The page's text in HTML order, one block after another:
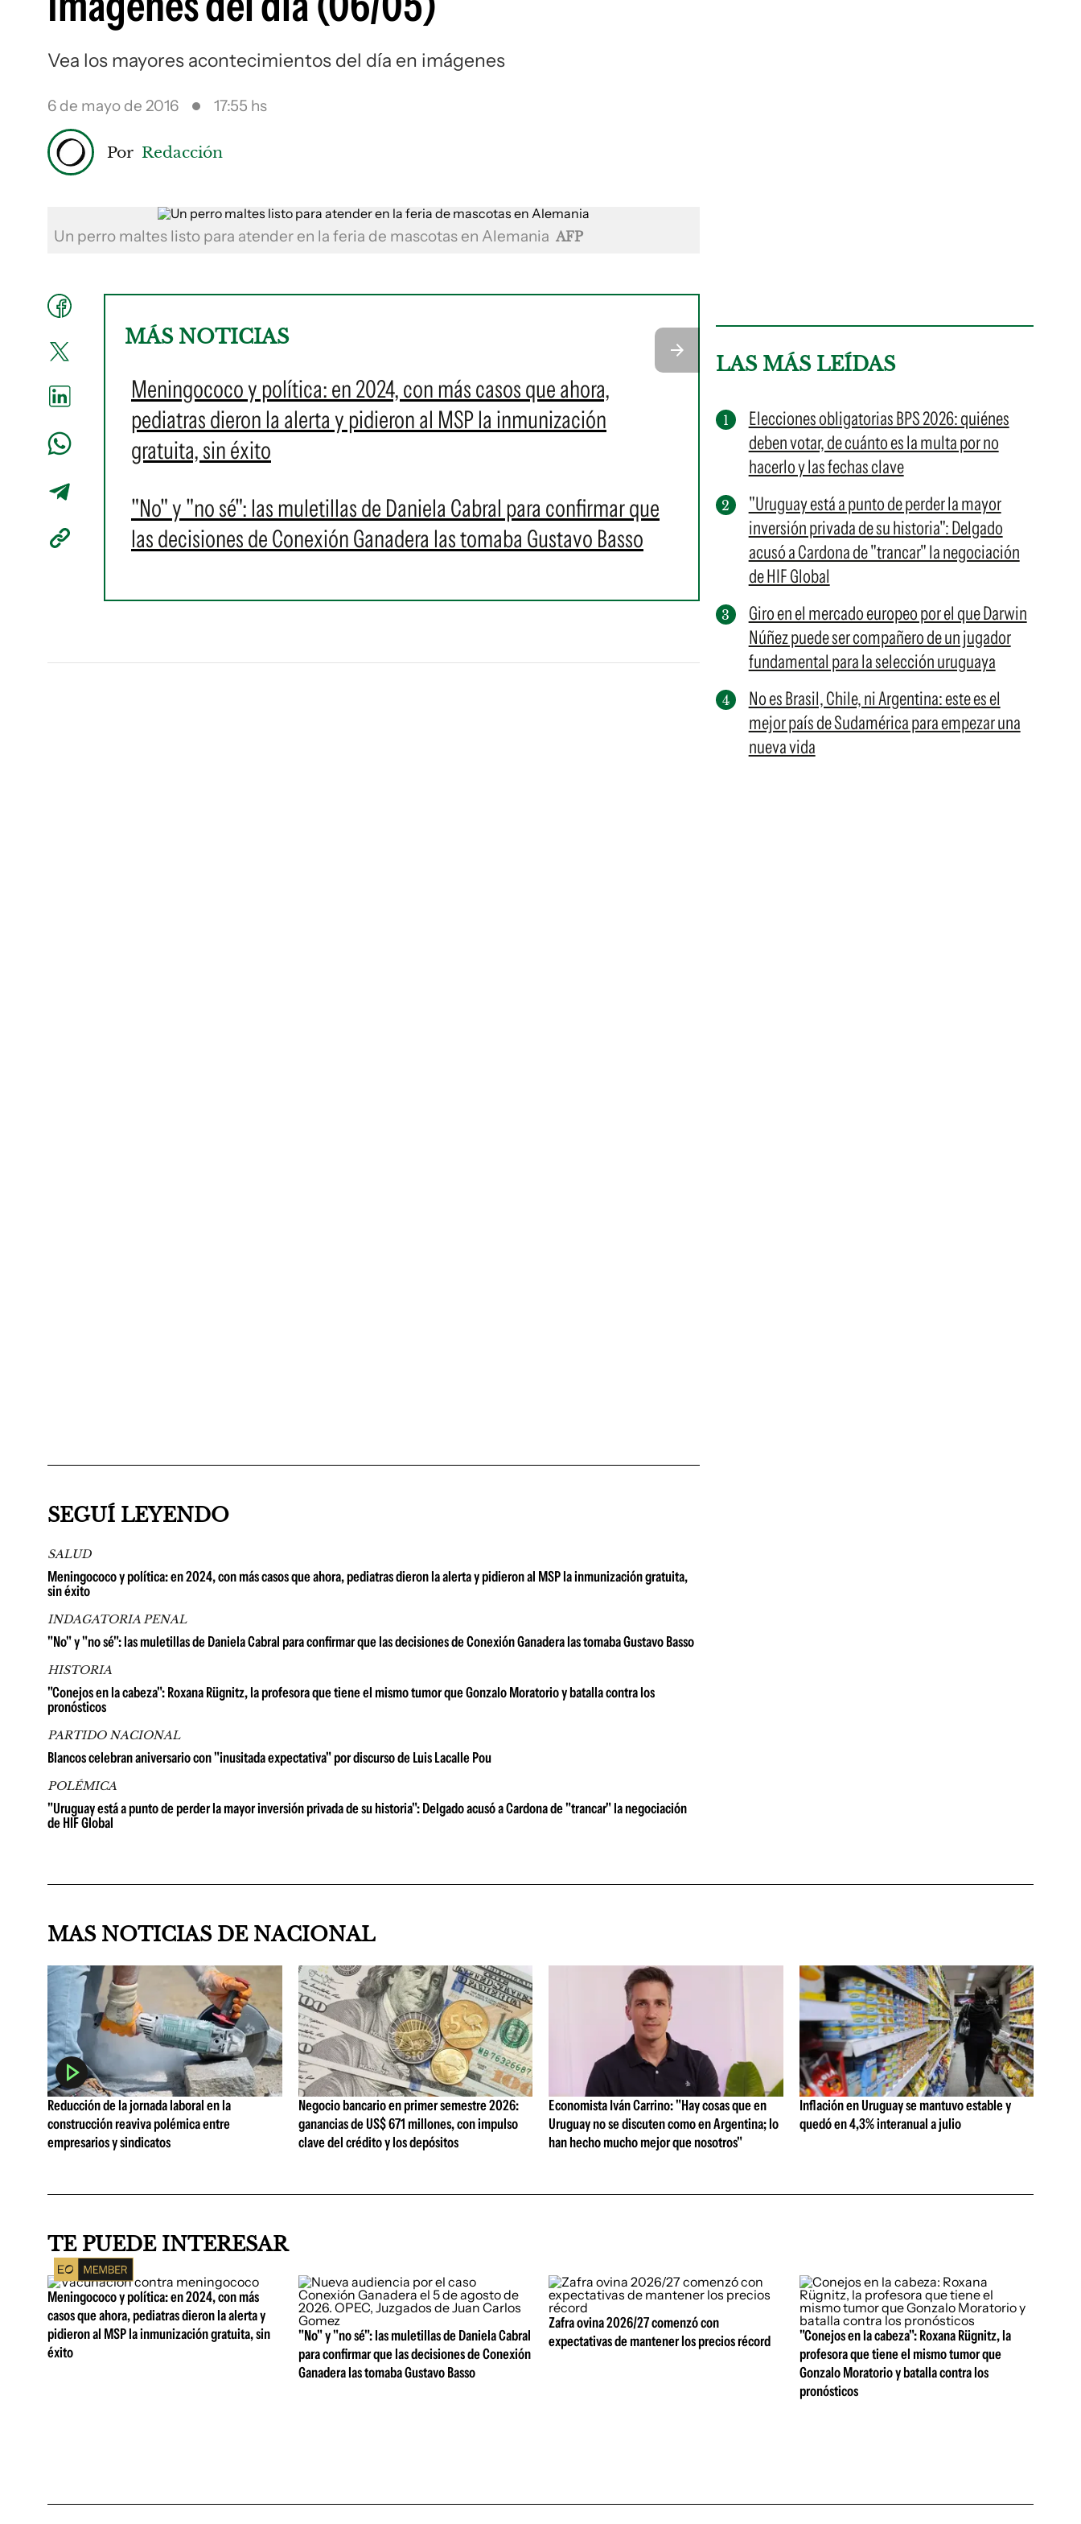
Vea los mayores acontecimientos del día en imágenes
6 de mayo de 2016 17:55 hs
Por Redacción
Un perro maltes listo para atender en la feria de mascotas en Alemania AFP
MÁS NOTICIAS
Meningococo y política: en 2024, con más casos que ahora,
pediatras dieron la alerta y pidieron al MSP la inmunización
gratuita, sin éxito
"No" y "no sé": las muletillas de Daniela Cabral para confirmar que
las decisiones de Conexión Ganadera las tomaba Gustavo Basso
LAS MÁS LEÍDAS
Elecciones obligatorias BPS 2026: quiénes
deben votar, de cuánto es la multa por no
hacerlo y las fechas clave
"Uruguay está a punto de perder la mayor
inversión privada de su historia": Delgado
acusó a Cardona de "trancar" la negociación
de HIF Global
Giro en el mercado europeo por el que Darwin
Núñez puede ser compañero de un jugador
fundamental para la selección uruguaya
No es Brasil, Chile, ni Argentina: este es el
mejor país de Sudamérica para empezar una
nueva vida
SEGUÍ LEYENDO
SALUD
Meningococo y política: en 2024, con más casos que ahora, pediatras dieron la alerta y pidieron al MSP la inmunización gratuita,
sin éxito
INDAGATORIA PENAL
"No" y "no sé": las muletillas de Daniela Cabral para confirmar que las decisiones de Conexión Ganadera las tomaba Gustavo Basso
HISTORIA
"Conejos en la cabeza": Roxana Rügnitz, la profesora que tiene el mismo tumor que Gonzalo Moratorio y batalla contra los
pronósticos
PARTIDO NACIONAL
Blancos celebran aniversario con "inusitada expectativa" por discurso de Luis Lacalle Pou
POLÉMICA
"Uruguay está a punto de perder la mayor inversión privada de su historia": Delgado acusó a Cardona de "trancar" la negociación
de HIF Global
MAS NOTICIAS DE NACIONAL
Reducción de la jornada laboral en la
construcción reaviva polémica entre
empresarios y sindicatos
Negocio bancario en primer semestre 2026:
ganancias de US$ 671 millones, con impulso
clave del crédito y los depósitos
Economista Iván Carrino: "Hay cosas que en
Uruguay no se discuten como en Argentina; lo
han hecho mucho mejor que nosotros"
Inflación en Uruguay se mantuvo estable y
quedó en 4,3% interanual a julio
TE PUEDE INTERESAR
Meningococo y política: en 2024, con más
casos que ahora, pediatras dieron la alerta y
pidieron al MSP la inmunización gratuita, sin
éxito
"No" y "no sé": las muletillas de Daniela Cabral
para confirmar que las decisiones de Conexión
Ganadera las tomaba Gustavo Basso
Zafra ovina 2026/27 comenzó con
expectativas de mantener los precios récord
"Conejos en la cabeza": Roxana Rügnitz, la
profesora que tiene el mismo tumor que
Gonzalo Moratorio y batalla contra los
pronósticos